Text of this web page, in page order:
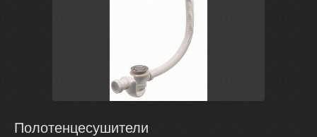
Польша
Комплектующие для ванн
Cersanit
Полотенцесушители